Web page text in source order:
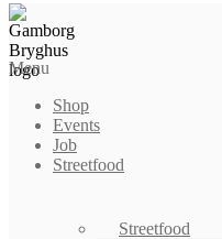
Menu
Shop
Events
Job
Streetfood
Streetfood